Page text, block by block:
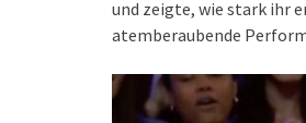
und zeigte, wie stark ihr
atemberaubende